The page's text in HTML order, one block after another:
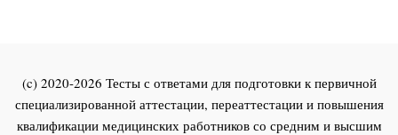
(c) 2020-2026 Тесты с ответами для подготовки к первичной
специализированной аттестации, переаттестации и повышения
квалификации медицинских работников со средним и высшим